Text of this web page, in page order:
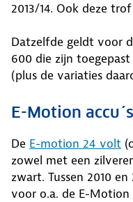
2013/14. Ook deze
Datzelfde geldt voor
600 die zijn
(plus de variaties
E-Motion accu´s
De E-motion 24 volt
zowel met een
zwart. Tussen 2010
voor o.a. de E-Motion